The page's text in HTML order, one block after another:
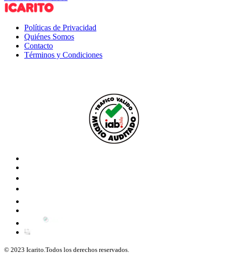
Políticas de Privacidad
Quiénes Somos
Contacto
Términos y Condiciones
© 2023 Icarito.Todos los derechos reservados.